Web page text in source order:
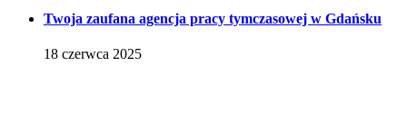
Twoja zaufana agencja pracy tymczasowej w Gdańsku
18 czerwca 2025